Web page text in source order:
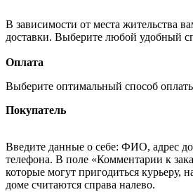
В зависимости от места жительства
доставки. Выберите любой удобный
Оплата
Выберите оптимальный способ
Покупатель
Введите данные о себе: ФИО, адрес
телефона. В поле «Комментарии к
которые могут пригодиться курьеру,
доме считаются справа налево.